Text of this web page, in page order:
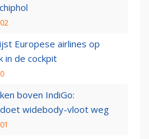
Europese airlines op
in de cockpit
boven IndiGo:
widebody-vloot weg